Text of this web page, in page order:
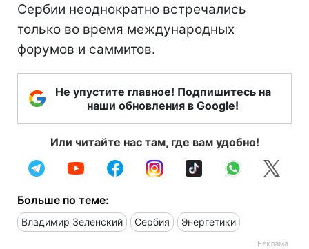
Сербии неоднократно встречались
только во время международных
форумов и саммитов.
Не упустите главное! Подпишитесь на
наши обновления в Google!
Или читайте нас там, где вам удобно!
Больше по теме:
Владимир Зеленский Сербия Энергетики